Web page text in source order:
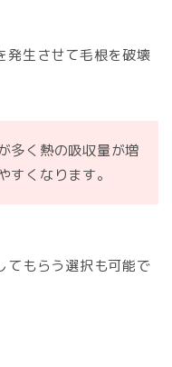
発生させて毛根を破壊
多く熱の吸収量が増
すくなります。
てもらう選択も可能で